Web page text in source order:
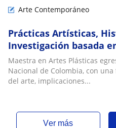
Arte Contemporáneo
Prácticas Artísticas,
Investigación basada
Maestra en Artes Plásticas
Nacional de Colombia, con
del arte, implicaciones...
ver más